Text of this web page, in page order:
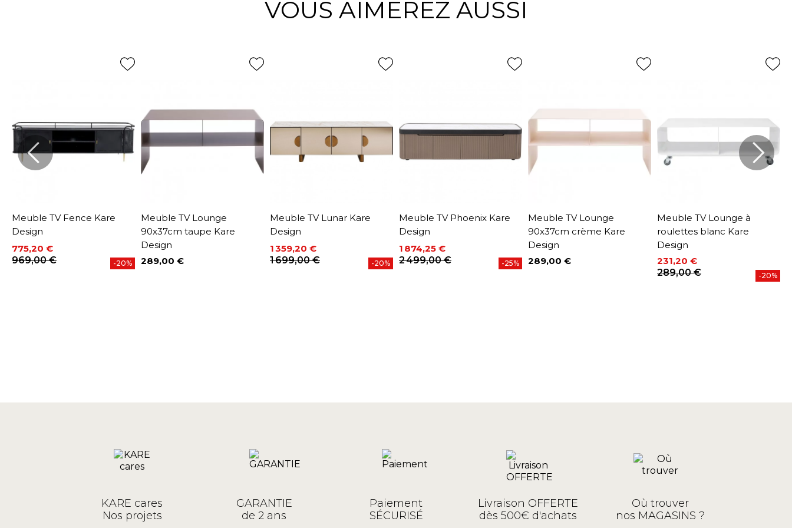
VOUS AIMEREZ AUSSI
Meuble TV Fence Kare
Design
Prix
775,20 €
Prix de base
969,00 € -20%
Meuble TV Lounge
90x37cm taupe Kare
Design
Prix
289,00 €
Meuble TV Lunar Kare
Design
Prix
1 359,20 €
Prix de base
1 699,00 € -20%
Meuble TV Phoenix Kare
Design
Prix
1 874,25 €
Prix de base
2 499,00 € -25%
Meuble TV Lounge
90x37cm crème Kare
Design
Prix
289,00 €
Meuble TV Lounge à
roulettes blanc Kare
Design
Prix
231,20 €
Prix de base
289,00 € -20%
KARE cares
Nos projets
GARANTIE
de 2 ans
Paiement
SÉCURISÉ
Livraison OFFERTE
dès 500€ d'achats
Où trouver
nos MAGASINS ?